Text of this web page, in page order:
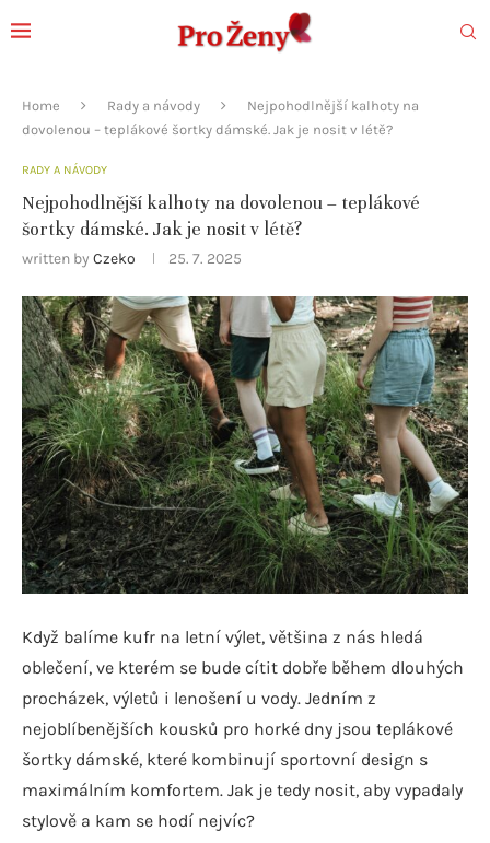
Home Rady a návody
Nejpohodlnější kalhoty na
dovolenou – teplákové šortky dámské. Jak je nosit v létě?
RADY A NÁVODY
Nejpohodlnější kalhoty na dovolenou – teplákové
šortky dámské. Jak je nosit v létě?
written by Czeko 25. 7. 2025
Když balíme kufr na letní výlet, většina z nás hledá
oblečení, ve kterém se bude cítit dobře během dlouhých
procházek, výletů i lenošení u vody. Jedním z
nejoblíbenějších kousků pro horké dny jsou teplákové
šortky dámské, které kombinují sportovní design s
maximálním komfortem. Jak je tedy nosit, aby vypadaly
stylově a kam se hodí nejvíc?